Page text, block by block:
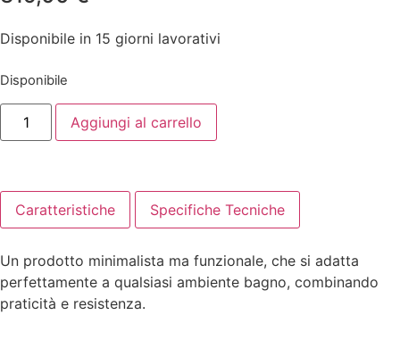
Disponibile in 15 giorni lavorativi
Disponibile
Aggiungi al carrello
Caratteristiche Specifiche Tecniche
Un prodotto minimalista ma funzionale, che si adatta
perfettamente a qualsiasi ambiente bagno, combinando
praticità e resistenza.